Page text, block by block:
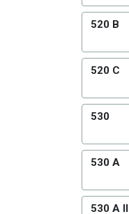
520 B
520 C
530
530 A
530 A II